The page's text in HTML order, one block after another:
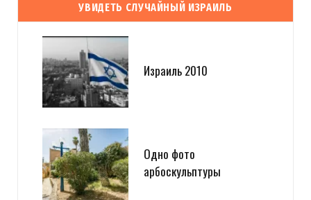
УВИДЕТЬ СЛУЧАЙНЫЙ ИЗРАИЛЬ
Израиль 2010
Одно фото
арбоскульптуры